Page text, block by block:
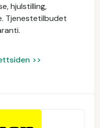
hjulstilling,
Tjenestetilbudet
>>